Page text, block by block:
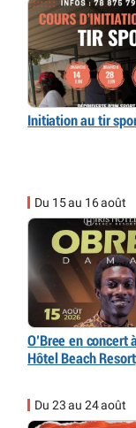
Initiation au tir
Du 15 au 16 août
O’Bree en concert
Hôtel Beach Resort
Du 23 au 24 août